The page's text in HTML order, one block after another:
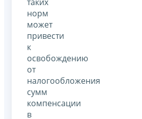
норм
может
привести
к
освобождению
от
налогообложения
сумм
компенсации
в